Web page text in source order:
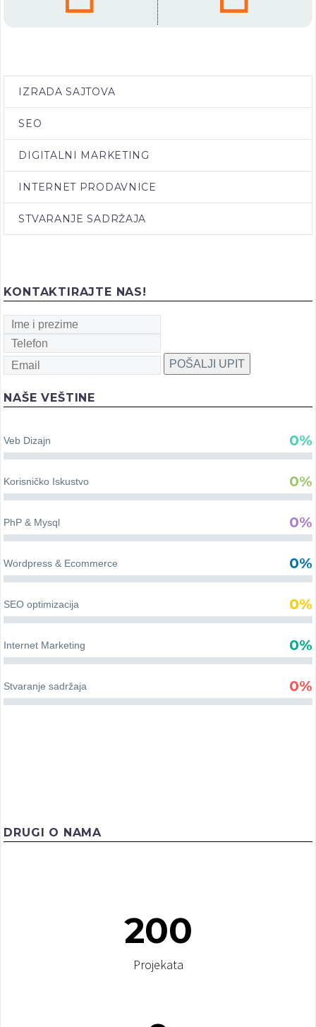
IZRADA SAJTOVA
SEO
DIGITALNI MARKETING
INTERNET PRODAVNICE
STVARANJE SADRŽAJA
KONTAKTIRAJTE NAS!
POŠALJI UPIT
NAŠE VEŠTINE
Veb Dizajn 0%
Korisničko Iskustvo 0%
PhP & Mysql 0%
Wordpress & Ecommerce 0%
SEO optimizacija 0%
Internet Marketing 0%
Stvaranje sadržaja 0%
DRUGI O NAMA
Sa ponosom predstavljamo prijateljva našeg
vebsatja – Jooble. Jooble je internet pretraživač
da pronađete ugodan posao.
200
Projekata